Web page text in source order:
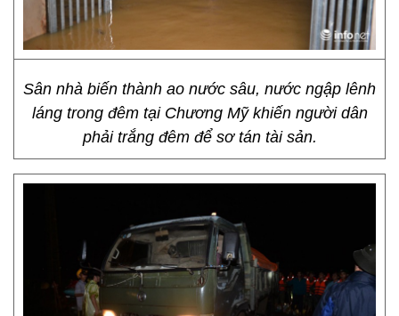
Sân nhà biến thành ao nước sâu, nước ngập lênh
láng trong đêm tại Chương Mỹ khiến người dân
phải trắng đêm để sơ tán tài sản.